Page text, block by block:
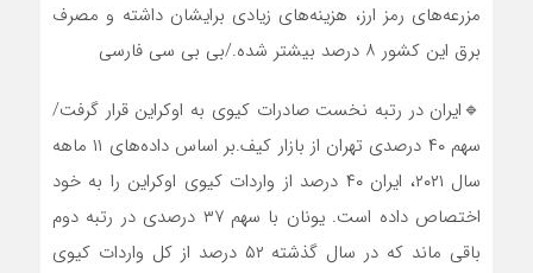
مزرعه‌های رمز ارز، هزینه‌های زیادی برایشان داشته و مصرف
برق این کشور ۸ درصد بیشتر شده./بی بی سی فارسی
🔹ایران در رتبه نخست صادرات کیوی به اوکراین قرار گرفت/
سهم ۴۰ درصدی تهران از بازار کیف.بر اساس داده‌های ۱۱ ماهه
سال ۲۰۲۱، ایران ۴۰ درصد از واردات کیوی اوکراین را به خود
اختصاص داده است. یونان با سهم ۳۷ درصدی در رتبه دوم
باقی ماند که در سال گذشته ۵۲ درصد از کل واردات کیوی